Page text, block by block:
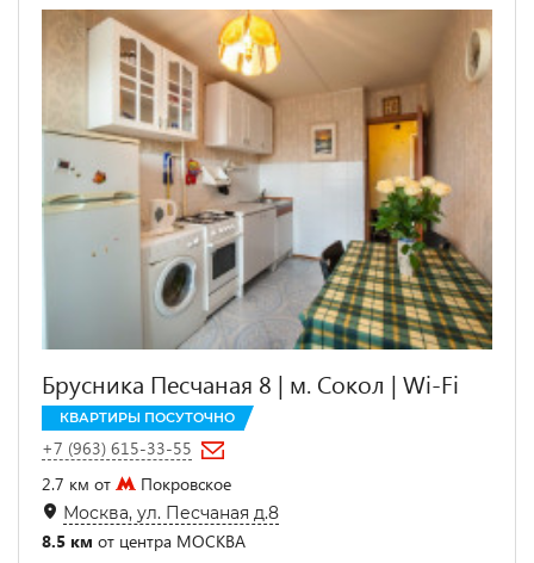
Брусника Песчаная 8 | м. Сокол | Wi-Fi
КВАРТИРЫ ПОСУТОЧНО
+7 (963) 615-33-55
2.7 км от
Покровское
Москва, ул. Песчаная д.8
8.5 км от центра МОСКВА